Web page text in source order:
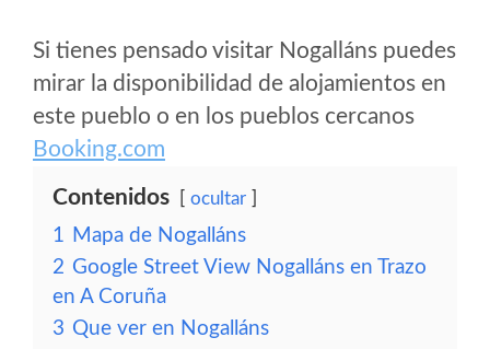
Si tienes pensado visitar Nogalláns puedes
mirar la disponibilidad de alojamientos en
este pueblo o en los pueblos cercanos
Booking.com
Contenidos ocultar
1 Mapa de Nogalláns
2 Google Street View Nogalláns en Trazo
en A Coruña
3 Que ver en Nogalláns